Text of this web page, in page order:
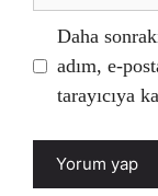
Daha
adım, e-
tarayıcıya